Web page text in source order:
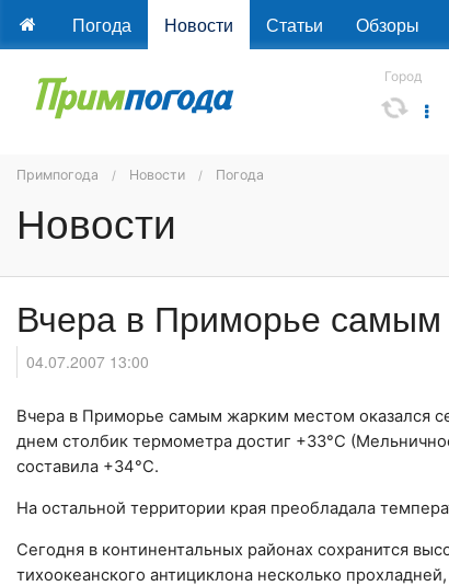
Погода Новости Статьи Обзоры
Город
Примпогода Новости Погода
Новости
Вчера в Приморье самым
04.07.2007 13:00
Вчера в Приморье самым жарким местом оказался
днем столбик термометра достиг +33°C
составила +34°C.
На остальной территории края преобладала
Сегодня в континентальных районах сохранится
тихоокеанского антициклона несколько